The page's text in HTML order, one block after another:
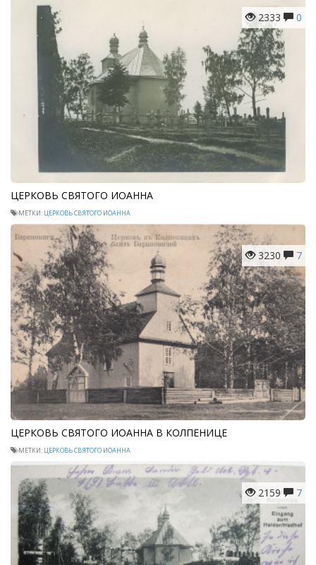
2333 0
ЦЕРКОВЬ СВЯТОГО ИОАННА
МЕТКИ: ЦЕРКОВЬ СВЯТОГО ИОАННА
3230 7
ЦЕРКОВЬ СВЯТОГО ИОАННА В КОЛПЕНИЦЕ
МЕТКИ: ЦЕРКОВЬ СВЯТОГО ИОАННА
2159 7